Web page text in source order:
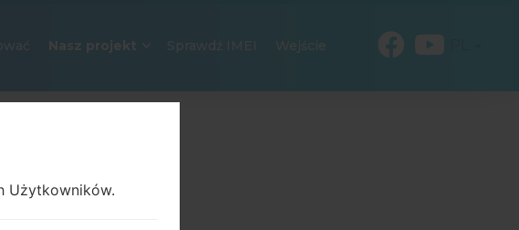
Nasz projekt Sprawdź IMEI Wejście
Użytkowników.